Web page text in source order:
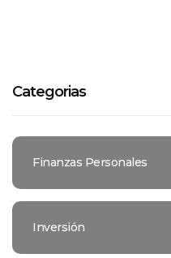
Categorias
Finanzas Personales
Inversión